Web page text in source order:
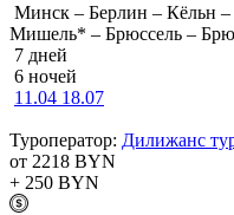
Минск – Берлин – Кёльн
Мишель* – Брюссель –
7 дней
6 ночей
11.04 18.07
Туроператор: Дилижанс
от 2218 BYN
+ 250 BYN